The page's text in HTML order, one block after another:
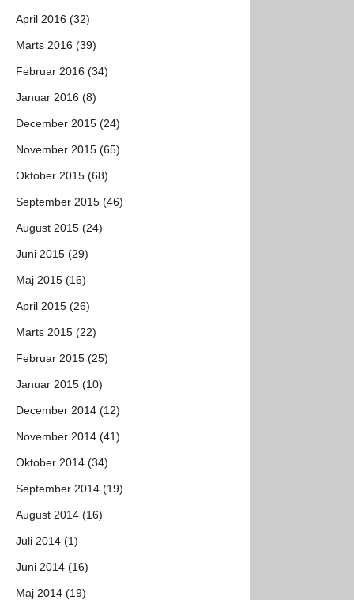
April 2016 (32)
Marts 2016 (39)
Februar 2016 (34)
Januar 2016 (8)
December 2015 (24)
November 2015 (65)
Oktober 2015 (68)
September 2015 (46)
August 2015 (24)
Juni 2015 (29)
Maj 2015 (16)
April 2015 (26)
Marts 2015 (22)
Februar 2015 (25)
Januar 2015 (10)
December 2014 (12)
November 2014 (41)
Oktober 2014 (34)
September 2014 (19)
August 2014 (16)
Juli 2014 (1)
Juni 2014 (16)
Maj 2014 (19)